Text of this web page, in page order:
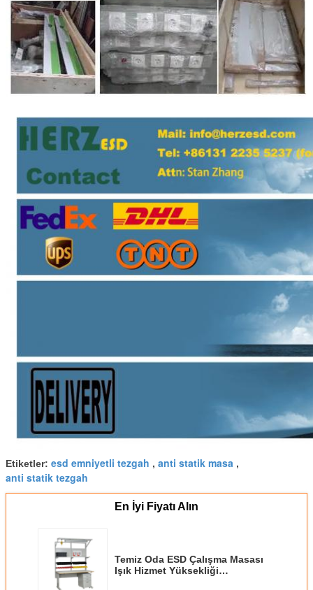
Etiketler: esd emniyetli tezgah , anti statik masa ,
anti statik tezgah
En İyi Fiyatı Alın
Temiz Oda ESD Çalışma Masası
Işık Hizmet Yüksekliği